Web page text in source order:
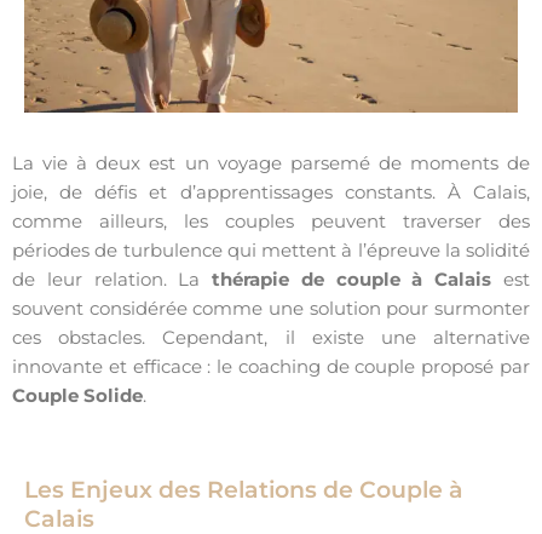
La vie à deux est un voyage parsemé de moments de
joie, de défis et d’apprentissages constants. À Calais,
comme ailleurs, les couples peuvent traverser des
périodes de turbulence qui mettent à l’épreuve la solidité
de leur relation. Lathérapie de couple à Calais est
souvent considérée comme une solution pour surmonter
ces obstacles. Cependant, il existe une alternative
innovante et efficace : le coaching de couple proposé par
Couple Solide.
Les Enjeux des Relations de Couple à
Calais